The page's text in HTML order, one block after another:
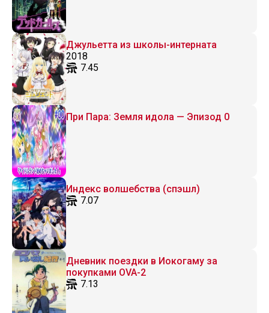
Джульетта из школы-интерната
2018
7.45
При Пара: Земля идола — Эпизод 0
Индекс волшебства (спэшл)
7.07
Дневник поездки в Иокогаму за
покупками OVA-2
7.13